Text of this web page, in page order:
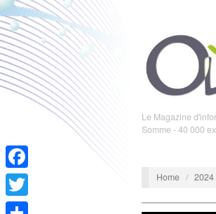
Le Magazine
Somme - 40 000
Home / 2024
Facebook
Twitter